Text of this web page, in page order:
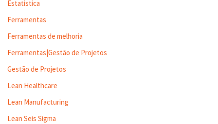
Estatistica
Ferramentas
Ferramentas de melhoria
Ferramentas|Gestão de Projetos
Gestão de Projetos
Lean Healthcare
Lean Manufacturing
Lean Seis Sigma